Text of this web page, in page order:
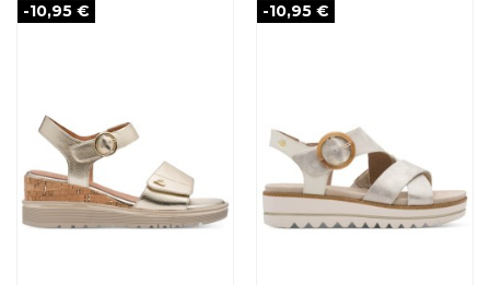
-10,95 € -10,95 €